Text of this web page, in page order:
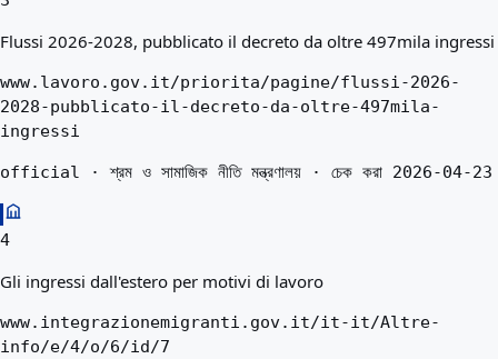
Flussi 2026-2028, pubblicato il decreto da oltre 497mila ingressi
www.lavoro.gov.it/priorita/pagine/flussi-2026-
2028-pubblicato-il-decreto-da-oltre-497mila-
ingressi
official · শ্রম ও সামাজিক নীতি মন্ত্রণালয় · চেক করা 2026-04-23
4
Gli ingressi dall'estero per motivi di lavoro
www.integrazionemigranti.gov.it/it-it/Altre-
info/e/4/o/6/id/7